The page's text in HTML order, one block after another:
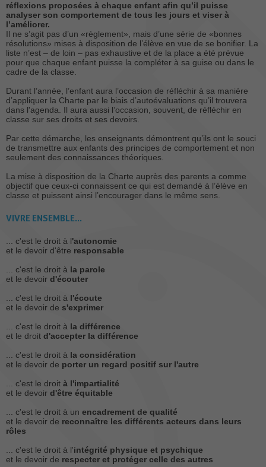
réflexions proposées à chaque enfant afin qu’il puisse
analyser son comportement de tous les jours et viser à
l’améliorer.
Il ne s’agit pas d’un «règlement», mais d’une série de «bonnes
résolutions» mises à disposition de l’élève en vue de se bonifier. La
liste n’est – de loin – pas exhaustive et de la place a été prévue
pour que chaque enfant puisse la compléter à sa guise ou dans le
cadre de la classe.
Durant l’année, l’enfant aura l’occasion de réfléchir à sa manière
d’appliquer la Charte par le biais d’autoévaluations qu’il trouvera
dans l'agenda. Il aura aussi l’occasion, souvent, de réfléchir en
classe sur ses droits et ses devoirs.
Par cette démarche, les enseignants démontrent qu’ils ont le souci
de transmettre aux enfants des principes de comportement et non
seulement des connaissances théoriques.
La mise à disposition de la Charte auprès des parents a comme
objectif que ceux-ci connaissent ce qui est demandé à l’élève en
classe et puissent ainsi l’encourager dans le même sens.
VIVRE ENSEMBLE...
... c'est le droit à l'autonomie
et le devoir d'être responsable
... c'est le droit à la parole
et le devoir d'écouter
... c'est le droit à l'écoute
et le devoir de s'exprimer
... c'est le droit à la différence
et le droit d'accepter la différence
... c'est le droit à la considération
et le devoir de porter un regard positif sur l'autre
... c'est le droit à l'impartialité
et le devoir d'être équitable
... c'est le droit à un encadrement de qualité
et le devoir de reconnaître les différents acteurs dans leurs
rôles
... c'est le droit à l'intégrité physique et psychique
et le devoir de respecter et protéger celle des autres